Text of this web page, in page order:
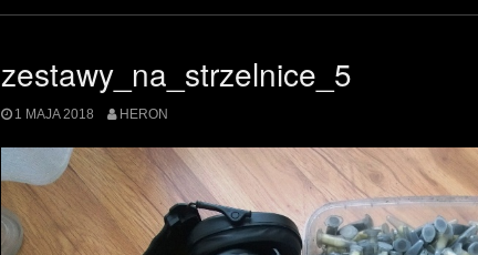
zestawy_na_strzelnice_5
1 MAJA 2018 HERON